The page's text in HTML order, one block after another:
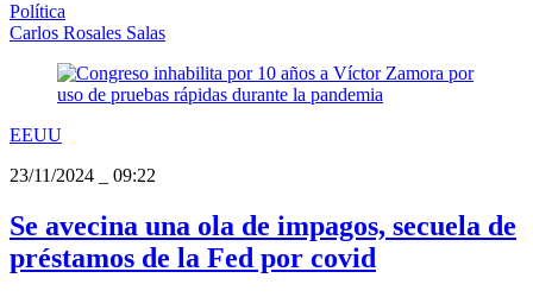
Política
Carlos Rosales Salas
EEUU
23/11/2024
09:22
Se avecina una ola de impagos, secuela de
préstamos de la Fed por covid